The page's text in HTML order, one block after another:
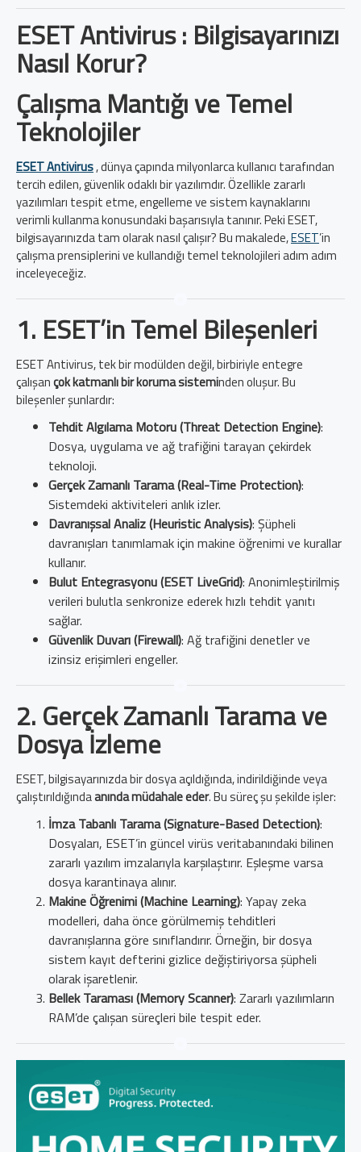
ESET Antivirus : Bilgisayarınızı
Nasıl Korur?
Çalışma Mantığı ve Temel
Teknolojiler
ESET Antivirus, dünya çapında milyonlarca kullanıcı tarafından
tercih edilen, güvenlik odaklı bir yazılımdır. Özellikle zararlı
yazılımları tespit etme, engelleme ve sistem kaynaklarını
verimli kullanma konusundaki başarısıyla tanınır. Peki ESET,
bilgisayarınızda tam olarak nasıl çalışır? Bu makalede,ESET’in
çalışma prensiplerini ve kullandığı temel teknolojileri adım adım
inceleyeceğiz.
1. ESET’in Temel Bileşenleri
ESET Antivirus, tek bir modülden değil, birbiriyle entegre
çalışançok katmanlı bir koruma sisteminden oluşur. Bu
bileşenler şunlardır:
Tehdit Algılama Motoru (Threat Detection Engine):
Dosya, uygulama ve ağ trafiğini tarayan çekirdek
teknoloji.
Gerçek Zamanlı Tarama (Real-Time Protection):
Sistemdeki aktiviteleri anlık izler.
Davranışsal Analiz (Heuristic Analysis): Şüpheli
davranışları tanımlamak için makine öğrenimi ve kurallar
kullanır.
Bulut Entegrasyonu (ESET LiveGrid): Anonimleştirilmiş
verileri bulutla senkronize ederek hızlı tehdit yanıtı
sağlar.
Güvenlik Duvarı (Firewall): Ağ trafiğini denetler ve
izinsiz erişimleri engeller.
2. Gerçek Zamanlı Tarama ve
Dosya İzleme
ESET, bilgisayarınızda bir dosya açıldığında, indirildiğinde veya
çalıştırıldığındaanında müdahale eder. Bu süreç şu şekilde işler:
İmza Tabanlı Tarama (Signature-Based Detection):
Dosyaları, ESET’in güncel virüs veritabanındaki bilinen
zararlı yazılım imzalarıyla karşılaştırır. Eşleşme varsa
dosya karantinaya alınır.
Makine Öğrenimi (Machine Learning): Yapay zeka
modelleri, daha önce görülmemiş tehditleri
davranışlarına göre sınıflandırır. Örneğin, bir dosya
sistem kayıt defterini gizlice değiştiriyorsa şüpheli
olarak işaretlenir.
Bellek Taraması (Memory Scanner): Zararlı yazılımların
RAM’de çalışan süreçleri bile tespit eder.